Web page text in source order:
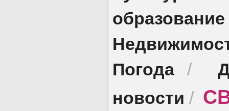
образование
Погода/
новости /